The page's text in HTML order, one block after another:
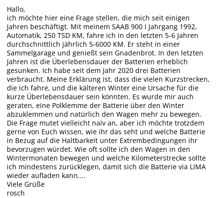
Hallo,
ich möchte hier eine Frage stellen, die mich seit einigen
Jahren beschäftigt. Mit meinem SAAB 900 I Jahrgang 1992,
Automatik, 250 TSD KM, fahre ich in den letzten 5-6 Jahren
durchschnittlich jährlich 5-6000 KM. Er steht in einer
Sammelgarage und genießt sein Gnadenbrot. In den letzten
Jahren ist die Überlebensdauer der Batterien erheblich
gesunken. Ich habe seit dem Jahr 2020 drei Batterien
verbraucht. Meine Erklärung ist, dass die vielen Kurzstrecken,
die ich fahre, und die kälteren Winter eine Ursache für die
kurze Überlebensdauer sein könnten. Es wurde mir auch
geraten, eine Polklemme der Batterie über den Winter
abzuklemmen und natürlich den Wagen mehr zu bewegen.
Die Frage mutet vielleicht naiv an, aber ich möchte trotzdem
gerne von Euch wissen, wie ihr das seht und welche Batterie
in Bezug auf die Haltbarkeit unter Extrembedingungen ihr
bevorzugen würdet. Wie oft sollte ich den Wagen in den
Wintermonaten bewegen und welche Kilometerstrecke sollte
ich mindestens zurücklegen, damit sich die Batterie via LIMA
wieder aufladen kann....
Viele Grüße
rosch